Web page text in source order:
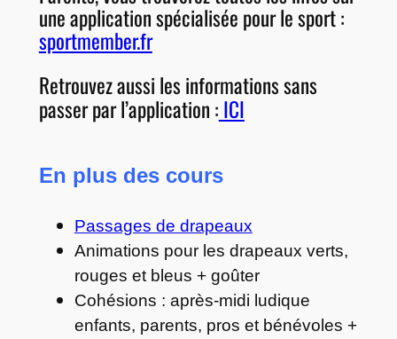
une application spécialisée pour le sport :
sportmember.fr
Retrouvez aussi les informations sans
passer par l’application : ICI
En plus des cours
Passages de drapeaux
Animations pour les drapeaux verts,
rouges et bleus + goûter
Cohésions : après-midi ludique
enfants, parents, pros et bénévoles +